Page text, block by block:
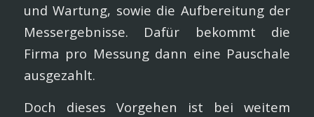
und Wartung, sowie die Aufbereitung der
Messergebnisse. Dafür bekommt die
Firma pro Messung dann eine Pauschale
ausgezahlt.
Doch dieses Vorgehen ist bei weitem